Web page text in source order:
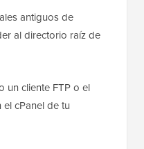
antiguos de
al directorio raíz de
un cliente FTP o el
cPanel de tu